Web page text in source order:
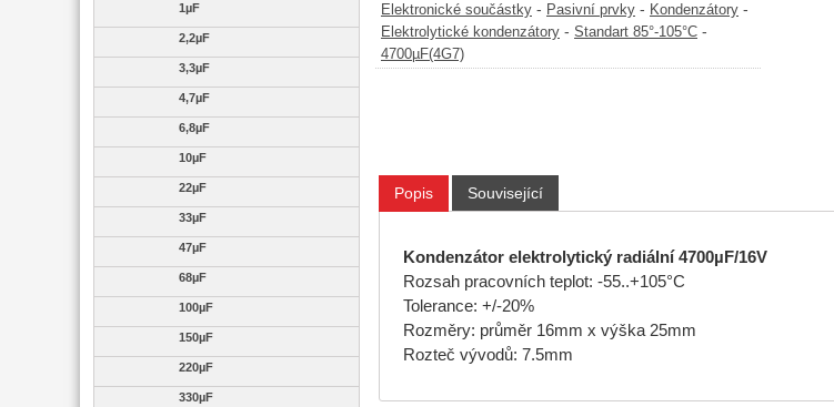
Elektronické součástky - Pasivní prvky - Kondenzátory -
Elektrolytické kondenzátory - Standart 85°-105°C -
4700µF(4G7)
Popis Související
Kondenzátor elektrolytický radiální 4700µF/16V
Rozsah pracovních teplot: -55..+105°C
Tolerance: +/-20%
Rozměry: průměr 16mm x výška 25mm
Rozteč vývodů: 7.5mm
1µF
2,2µF
3,3µF
4,7µF
6,8µF
10µF
22µF
33µF
47µF
68µF
100µF
150µF
220µF
330µF